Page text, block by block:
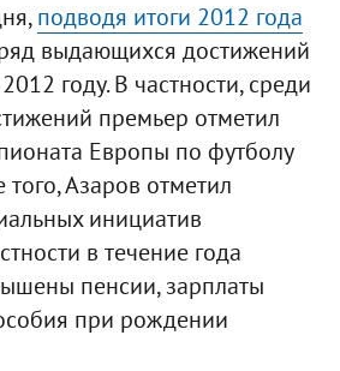
подводя итоги 2012 года
выдающихся достижений
году. В частности, среди
премьер отметил
Европы по футболу
Азаров отметил
инициатив
в течение года
пенсии, зарплаты
при рождении